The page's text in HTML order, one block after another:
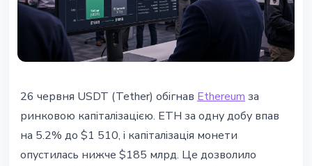
Tether обігнав Ethereum за
капіталізацією: ETH впав до $1
510
26 червня USDT (Tether) обігнав Ethereum за
ринковою капіталізацією. ETH за одну добу впав
на 5.2% до $1 510, і капіталізація монети
опустилась нижче $185 млрд. Це дозволило